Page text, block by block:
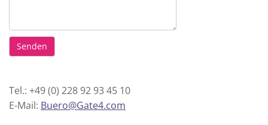
Tel.: +49 (0) 228 92 93 45 10
E-Mail: Buero@Gate4.com